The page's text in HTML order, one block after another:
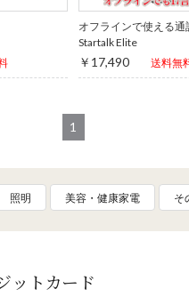
オフラインで使える通
Startalk Elite
￥17,490 送料無
1
照明 美容・健康家電 そ
ットカード